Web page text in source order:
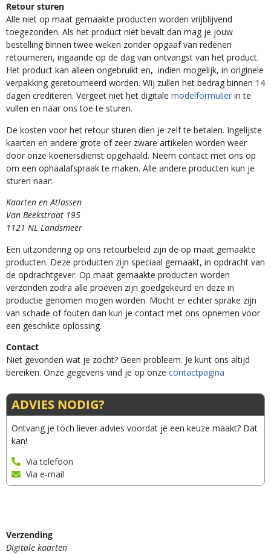
Retour sturen
Alle niet op maat gemaakte producten worden vrijblijvend
toegezonden. Als het product niet bevalt dan mag je jouw
bestelling binnen twee weken zonder opgaaf van redenen
retourneren, ingaande op de dag van ontvangst van het product.
Het product kan alleen ongebruikt en, indien mogelijk, in originele
verpakking geretourneerd worden. Wij zullen het bedrag binnen 14
dagen crediteren. Vergeet niet het digitale modelformulier in te
vullen en naar ons toe te sturen.
De kosten voor het retour sturen dien je zelf te betalen. Ingelijste
kaarten en andere grote of zeer zware artikelen worden weer
door onze koeriersdienst opgehaald. Neem contact met ons op
om een ophaalafspraak te maken. Alle andere producten kun je
sturen naar:
Kaarten en Atlassen
Van Beekstraat 195
1121 NL Landsmeer
Een uitzondering op ons retourbeleid zijn de op maat gemaakte
producten. Deze producten zijn speciaal gemaakt, in opdracht van
de opdrachtgever. Op maat gemaakte producten worden
verzonden zodra alle proeven zijn goedgekeurd en deze in
productie genomen mogen worden. Mocht er echter sprake zijn
van schade of fouten dan kun je contact met ons opnemen voor
een geschikte oplossing.
Contact
Niet gevonden wat je zocht? Geen probleem. Je kunt ons altijd
bereiken. Onze gegevens vind je op onze contactpagina
ADVIES NODIG?
Ontvang je toch liever advies voordat je een keuze maakt? Dat
kan!
Via telefoon
Via e-mail
Verzending
Digitale kaarten